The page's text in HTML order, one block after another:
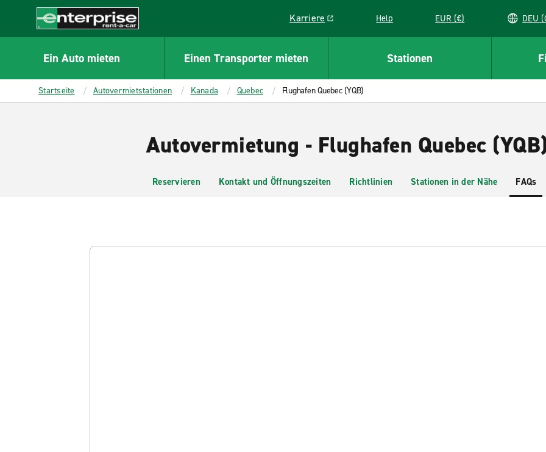
CONTENT
Enterprise
Karriere
Link opens in a new window
Help EUR (€)
Ein Auto mieten Einen Transporter mieten Stationen
Startseite Autovermietstationen Kanada Quebec Flughafen Quebec (YQB)
Autovermietung - Flughafen Quebec (YQB)
Reservieren Kontakt und Öffnungszeiten Richtlinien Stationen in der Nähe FAQs